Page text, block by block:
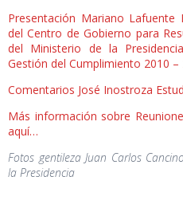
Presentación Mariano Lafuente
del Centro de Gobierno para
del Ministerio de la
Gestión del Cumplimiento 2010 –
Comentarios José Inostroza
Más información sobre
aquí…
Fotos gentileza Juan Carlos
la Presidencia